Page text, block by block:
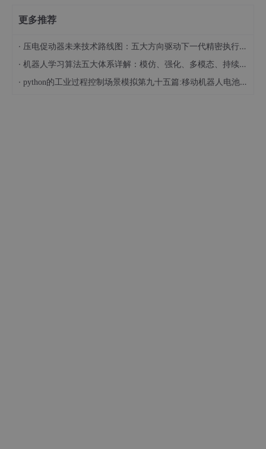
更多推荐
· 压电促动器未来技术路线图：五大方向驱动下一代精密执行变革
· 机器人学习算法五大体系详解：模仿、强化、多模态、持续学习……
· python的工业过程控制场景模拟第九十五篇:移动机器人电池能耗预测，规划顺路充电时机，不中断工艺流程巡检任务。